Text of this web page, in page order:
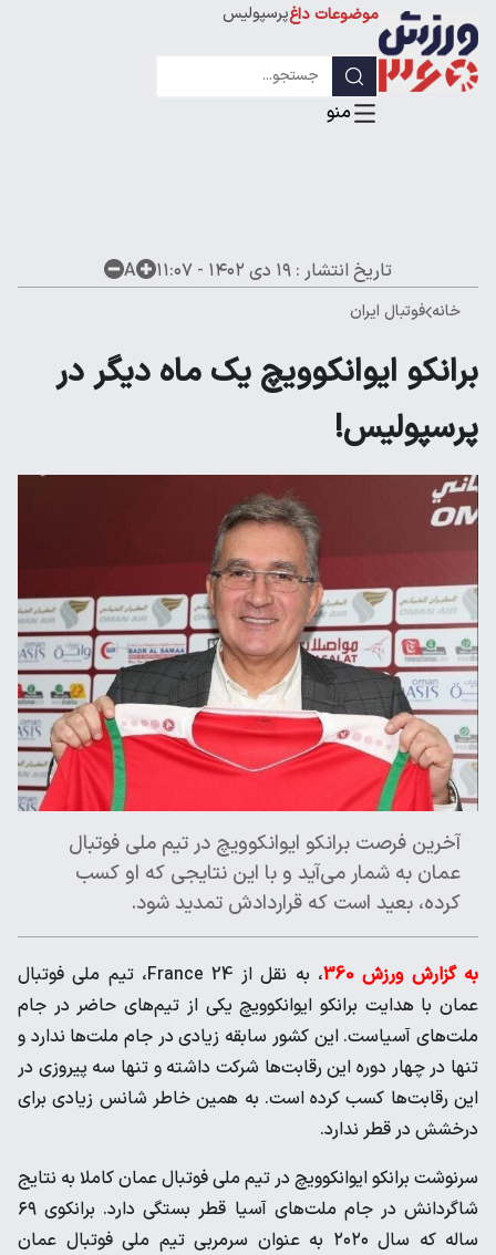
موضوعات داغپرسپولیس
لیگ قهرمانان
تاریخ انتشار : ۱۹ دی ۱۴۰۲ - ۱۱:۰۷ A
خانه فوتبال ایران
برانکو ایوانکوویچ یک ماه دیگر در
پرسپولیس!
آخرین فرصت برانکو ایوانکوویچ در تیم ملی فوتبال
عمان به شمار می‌آید و با این نتایجی که او کسب
کرده، بعید است که قراردادش تمدید شود.
به گزارش ورزش 360
، به نقل از France 24، تیم ملی فوتبال
عمان با هدایت برانکو ایوانکوویچ یکی از تیم‌های حاضر در جام
ملت‌های آسیاست. این کشور سابقه زیادی در جام ملت‌ها ندارد و
تنها در چهار دوره این رقابت‌ها شرکت داشته و تنها سه پیروزی در
این رقابت‌ها کسب کرده است. به همین خاطر شانس زیادی برای
درخشش در قطر ندارد.
سرنوشت برانکو ایوانکوویچ در تیم ملی فوتبال عمان کاملا به نتایج
شاگردانش در جام ملت‌های آسیا قطر بستگی دارد. برانکوی ۶۹
ساله که سال ۲۰۲۰ به عنوان سرمربی تیم ملی فوتبال عمان